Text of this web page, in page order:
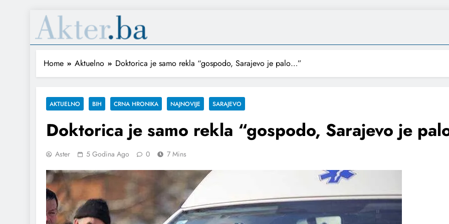
Home Aktuelno Doktorica je samo rekla “gospodo, Sarajevo je palo…”
AKTUELNO BIH CRNA HRONIKA NAJNOVIJE SARAJEVO
Doktorica je samo rekla “gospodo, Sarajevo je
Aster 5 Godina Ago 0 7 Mins